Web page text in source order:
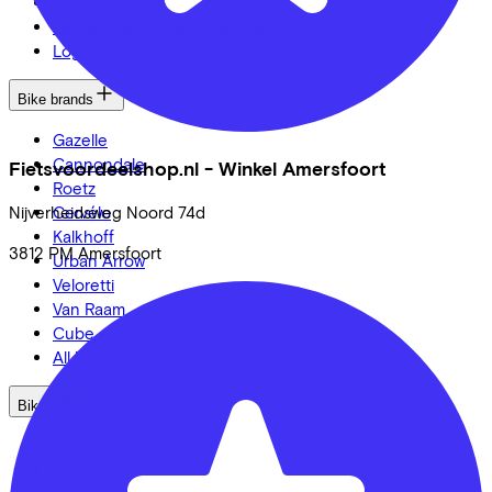
Fietsvoordeelshop.nl - Winkel Amersfoort
Nijverheidsweg Noord 74d
3812 PM Amersfoort
Login
Bike brands
Gazelle
Cannondale
Roetz
Cervélo
Kalkhoff
Urban Arrow
Veloretti
Van Raam
Cube
All brands
Bikes